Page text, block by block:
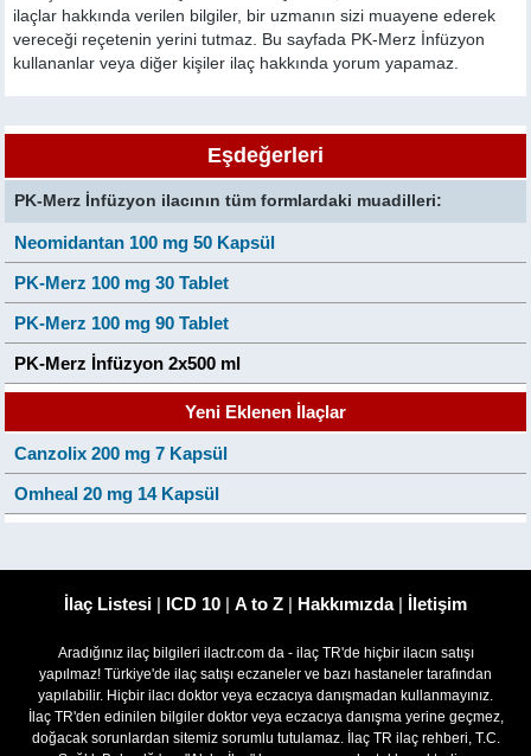
ilaçlar hakkında verilen bilgiler, bir uzmanın sizi muayene ederek
vereceği reçetenin yerini tutmaz. Bu sayfada PK-Merz İnfüzyon
kullananlar veya diğer kişiler ilaç hakkında yorum yapamaz.
Eşdeğerleri
PK-Merz İnfüzyon ilacının tüm formlardaki muadilleri:
Neomidantan 100 mg 50 Kapsül
PK-Merz 100 mg 30 Tablet
PK-Merz 100 mg 90 Tablet
PK-Merz İnfüzyon 2x500 ml
Yeni Eklenen İlaçlar
Canzolix 200 mg 7 Kapsül
Omheal 20 mg 14 Kapsül
İlaç Listesi | ICD 10 | A to Z | Hakkımızda| İletişim
Aradığınız ilaç bilgileri ilactr.com da - ilaç TR'de hiçbir ilacın satışı
yapılmaz! Türkiye'de ilaç satışı eczaneler ve bazı hastaneler tarafından
yapılabilir. Hiçbir ilacı doktor veya eczacıya danışmadan kullanmayınız.
İlaç TR'den edinilen bilgiler doktor veya eczacıya danışma yerine geçmez,
doğacak sorunlardan sitemiz sorumlu tutulamaz. İlaç TR ilaç rehberi, T.C.